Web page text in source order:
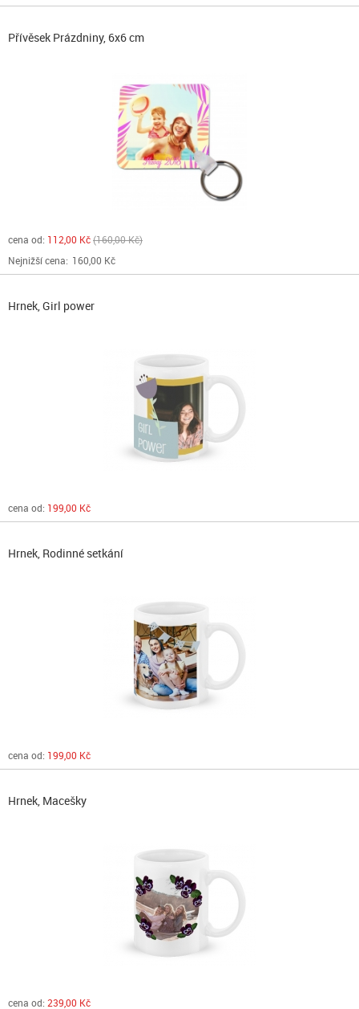
Přívěsek Prázdniny, 6x6 cm
cena od: 112,00 Kč 160,00 Kč
Nejnižší cena: 160,00 Kč
Hrnek, Girl power
cena od: 199,00 Kč
Hrnek, Rodinné setkání
cena od: 199,00 Kč
Hrnek, Macešky
cena od: 239,00 Kč